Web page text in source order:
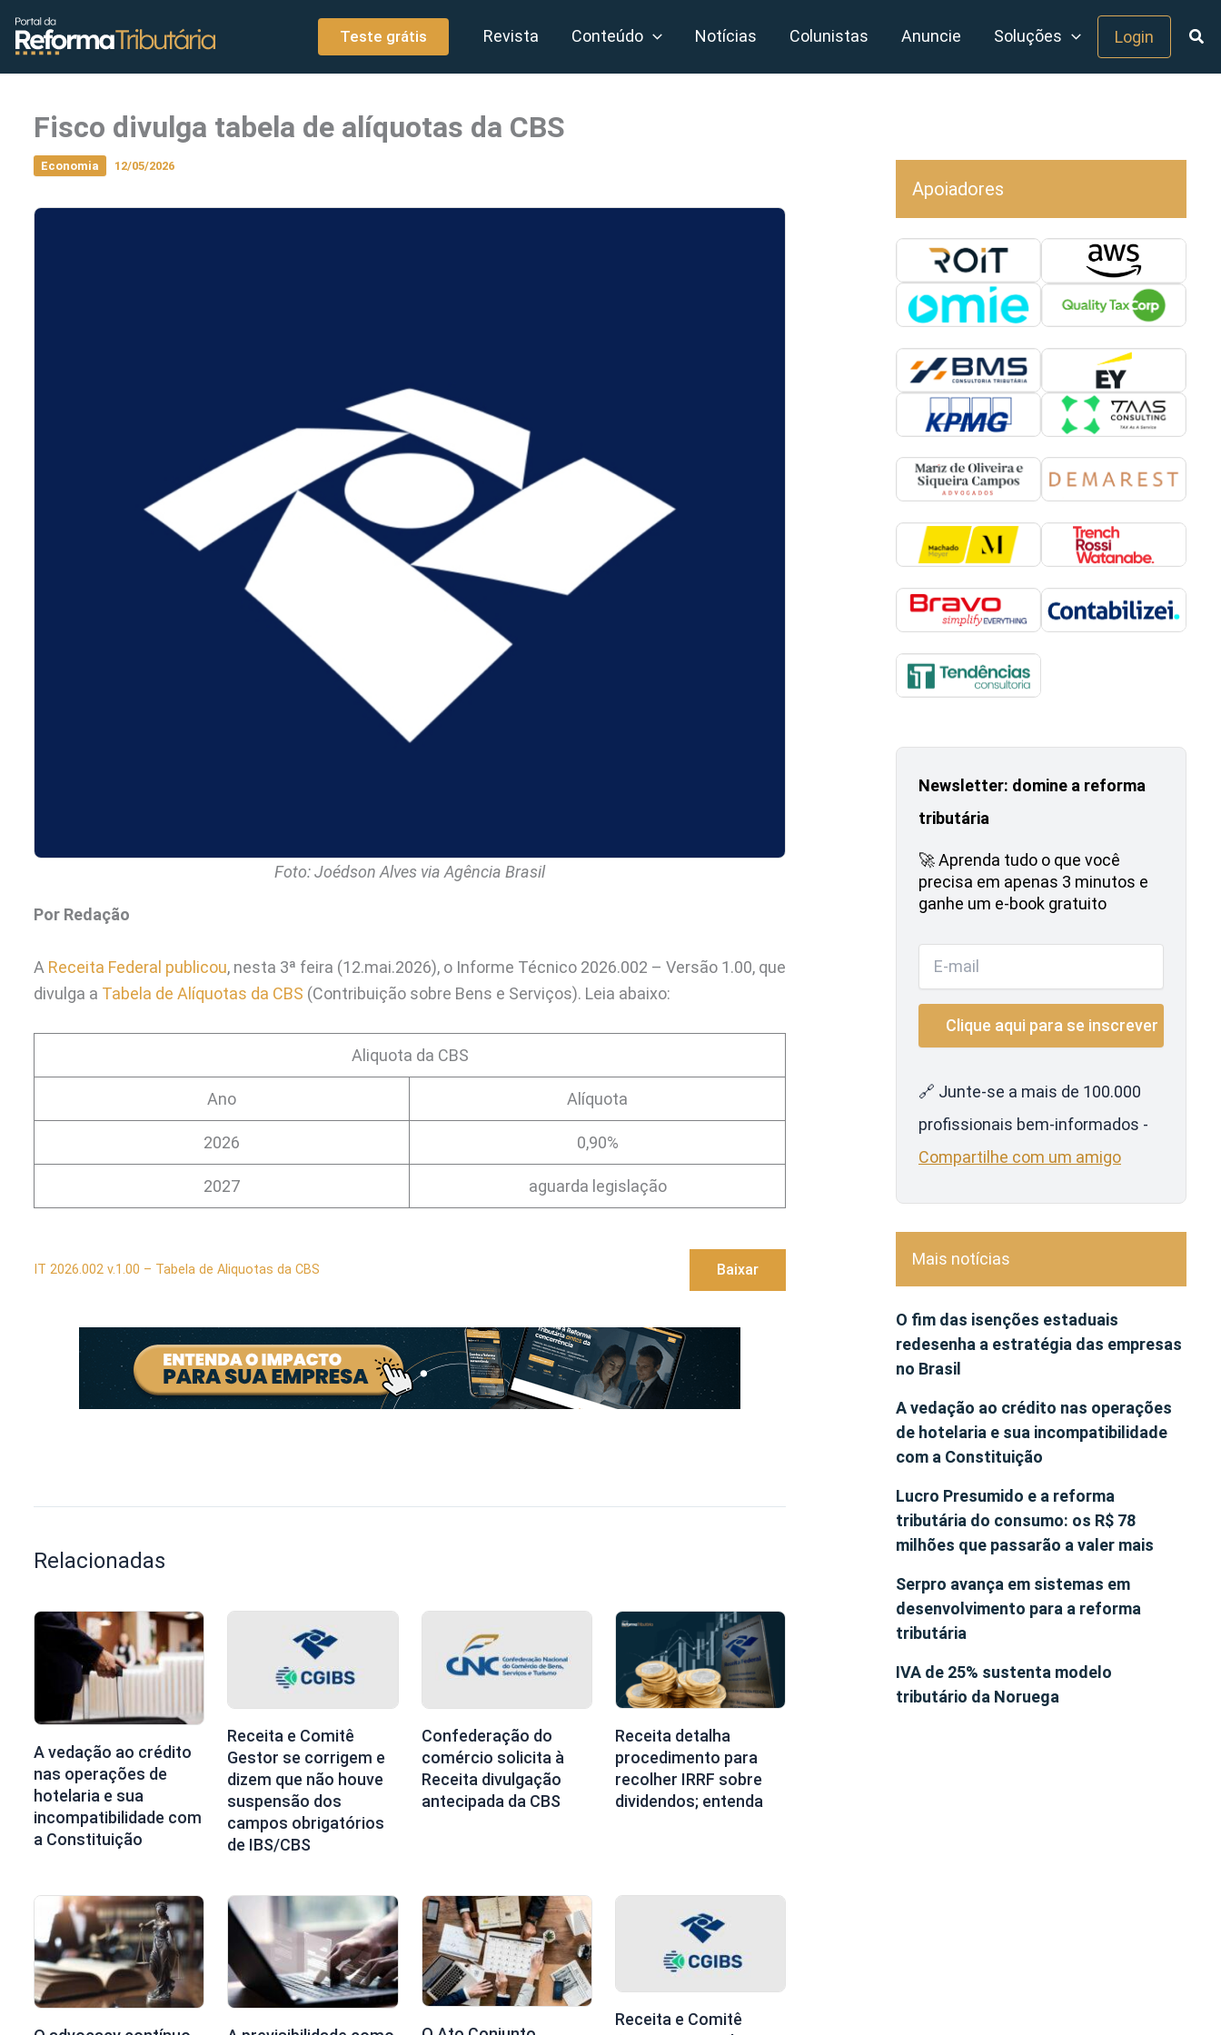
conteúdo
Teste grátis Revista Conteúdo Notícias Colunistas Anuncie Soluções Login
Fisco divulga tabela de alíquotas da CBS
Economia 12/05/2026
Foto: Joédson Alves via Agência Brasil
Por Redação
A Receita Federal publicou, nesta 3ª feira (12.mai.2026), o Informe Técnico 2026.002 – Versão 1.00, que
divulga a Tabela de Alíquotas da CBS (Contribuição sobre Bens e Serviços). Leia abaixo:
Aliquota da CBS
Ano Alíquota
2026 0,90%
2027 aguarda legislação
IT 2026.002 v.1.00 – Tabela de Aliquotas da CBS Baixar
Relacionadas
A vedação ao crédito
nas operações de
hotelaria e sua
incompatibilidade com
a Constituição
Receita e Comitê
Gestor se corrigem e
dizem que não houve
suspensão dos
campos obrigatórios
de IBS/CBS
Confederação do
comércio solicita à
Receita divulgação
antecipada da CBS
Receita detalha
procedimento para
recolher IRRF sobre
dividendos; entenda
Receita e Comitê
Apoiadores
Newsletter: domine a reforma
tributária
🚀 Aprenda tudo o que você
precisa em apenas 3 minutos e
ganhe um e-book gratuito
🔗 Junte-se a mais de 100.000
profissionais bem-informados -
Compartilhe com um amigo
Mais notícias
O fim das isenções estaduais
redesenha a estratégia das empresas
no Brasil
A vedação ao crédito nas operações
de hotelaria e sua incompatibilidade
com a Constituição
Lucro Presumido e a reforma
tributária do consumo: os R$ 78
milhões que passarão a valer mais
Serpro avança em sistemas em
desenvolvimento para a reforma
tributária
IVA de 25% sustenta modelo
tributário da Noruega